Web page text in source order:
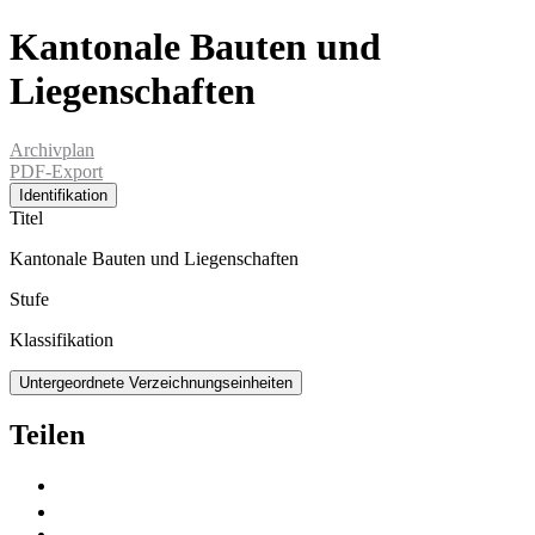
Kantonale Bauten und
Liegenschaften
Archivplan
PDF-Export
Identifikation
Titel
Kantonale Bauten und Liegenschaften
Stufe
Klassifikation
Untergeordnete Verzeichnungseinheiten
Teilen